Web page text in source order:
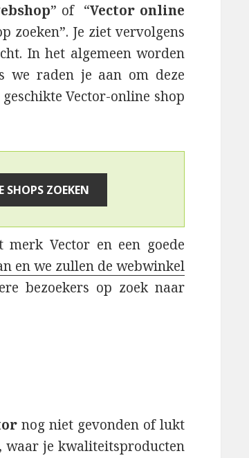
” of “Vector online
zoeken”. Je ziet vervolgens
In het algemeen worden
we raden je aan om deze
Vector-online shop
Vector en een goede
en we zullen de webwinkel
bezoekers op zoek naar
nog niet gevonden of lukt
waar je kwaliteitsproducten